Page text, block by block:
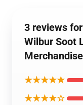
3 reviews
Wilbur Soot
★★★★★
★★★★☆